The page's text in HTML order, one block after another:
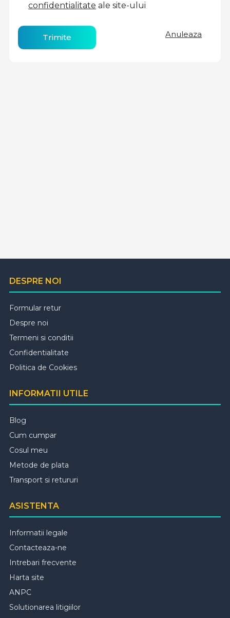
confidentialitate ale site-ului
Trimite Anuleaza
DESPRE NOI
Formular retur
Despre noi
Termeni si conditii
Confidentialitate
Politica de Cookies
INFORMATII UTILE
Blog
Cum cumpar
Cosul meu
Metode de plata
Transport si retururi
ASISTENTA
Informatii legale
Contacteaza-ne
Intrebari frecvente
Harta site
ANPC
Solutionarea litigiilor